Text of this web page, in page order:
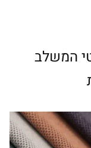
המשלב